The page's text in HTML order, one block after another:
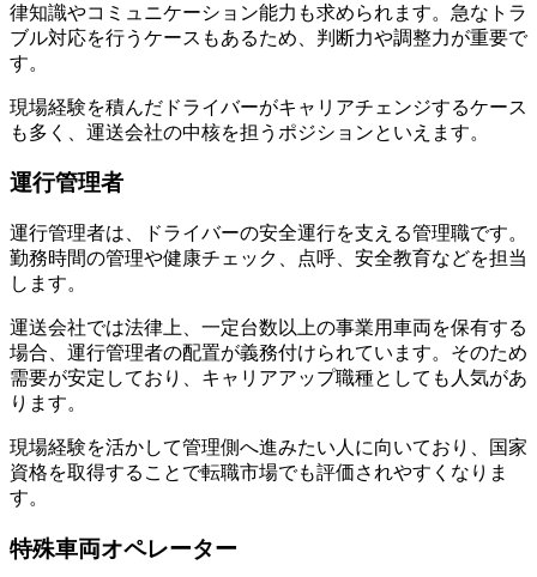
律知識やコミュニケーション能力も求められます。急なトラ
ブル対応を行うケースもあるため、判断力や調整力が重要で
す。
現場経験を積んだドライバーがキャリアチェンジするケース
も多く、運送会社の中核を担うポジションといえます。
運行管理者
運行管理者は、ドライバーの安全運行を支える管理職です。
勤務時間の管理や健康チェック、点呼、安全教育などを担当
します。
運送会社では法律上、一定台数以上の事業用車両を保有する
場合、運行管理者の配置が義務付けられています。そのため
需要が安定しており、キャリアアップ職種としても人気があ
ります。
現場経験を活かして管理側へ進みたい人に向いており、国家
資格を取得することで転職市場でも評価されやすくなりま
す。
特殊車両オペレーター